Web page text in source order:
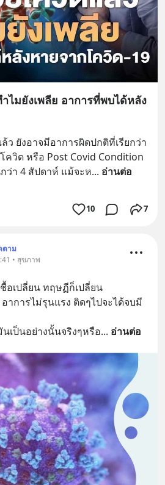
ไมยังเพลีย อาการที่พบได้หลัง
ว ยังอาจมีอาการผิดปกติที่เรียกว่า
ควิด หรือ Post Covid Condition
ว่า 4 สัปดาห์ แม้จะห... อ่านต่อ
10 7
ตาม
• สุขภาพ
อเปลี่ยน ทฤษฏีก็เปลี่ยน
าการไม่รุนแรง ติดๆไปจะได้จบมี
เป็นอย่างนั้นจริงๆหรือ... อ่านต่อ